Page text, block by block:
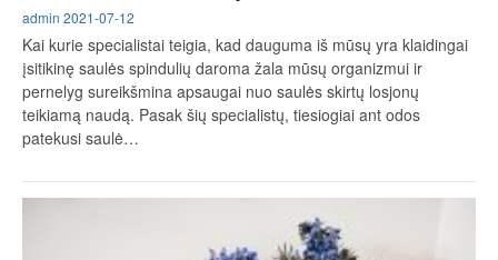
admin 2021-07-12
Kai kurie specialistai teigia, kad dauguma iš mūsų yra klaidingai
įsitikinę saulės spindulių daroma žala mūsų organizmui ir
pernelyg sureikšmina apsaugai nuo saulės skirtų losjonų
teikiamą naudą. Pasak šių specialistų, tiesiogiai ant odos
patekusi saulė…